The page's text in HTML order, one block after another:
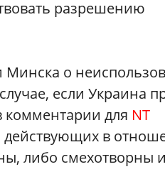
разрешению
Минска о
если Украина
комментарии для NT
действующих в
либо смехотворны